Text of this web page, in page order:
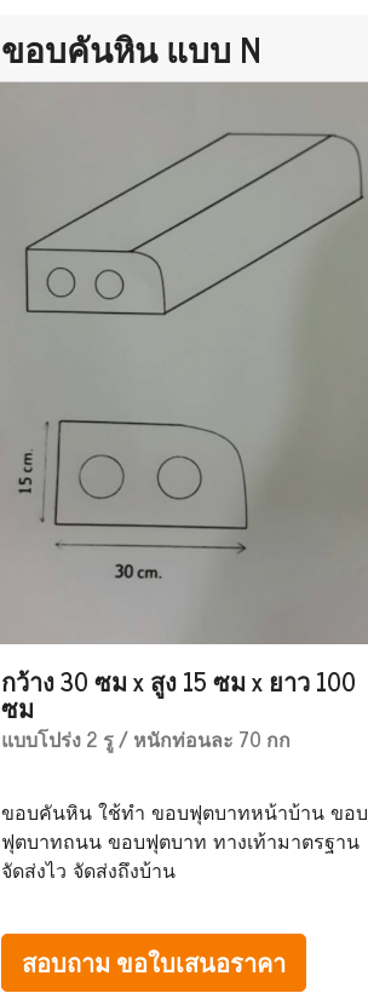
ขอบคันหิน แบบ N
กว้าง 30 ซม x สูง 15 ซม x ยาว 100
ซม
แบบโปร่ง 2 รู / หนักท่อนละ 70 กก
ขอบคันหิน ใช้ทำ ขอบฟุตบาทหน้าบ้าน ขอบ
ฟุตบาทถนน ขอบฟุตบาท ทางเท้ามาตรฐาน
จัดส่งไว จัดส่งถึงบ้าน
สอบถาม ขอใบเสนอราคา